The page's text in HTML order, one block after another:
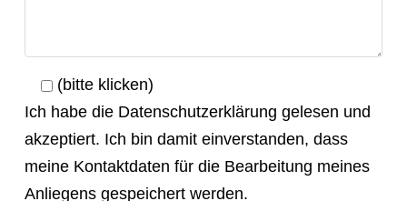
(bitte klicken)
Ich habe die Datenschutzerklärung gelesen und
akzeptiert. Ich bin damit einverstanden, dass
meine Kontaktdaten für die Bearbeitung meines
Anliegens gespeichert werden.